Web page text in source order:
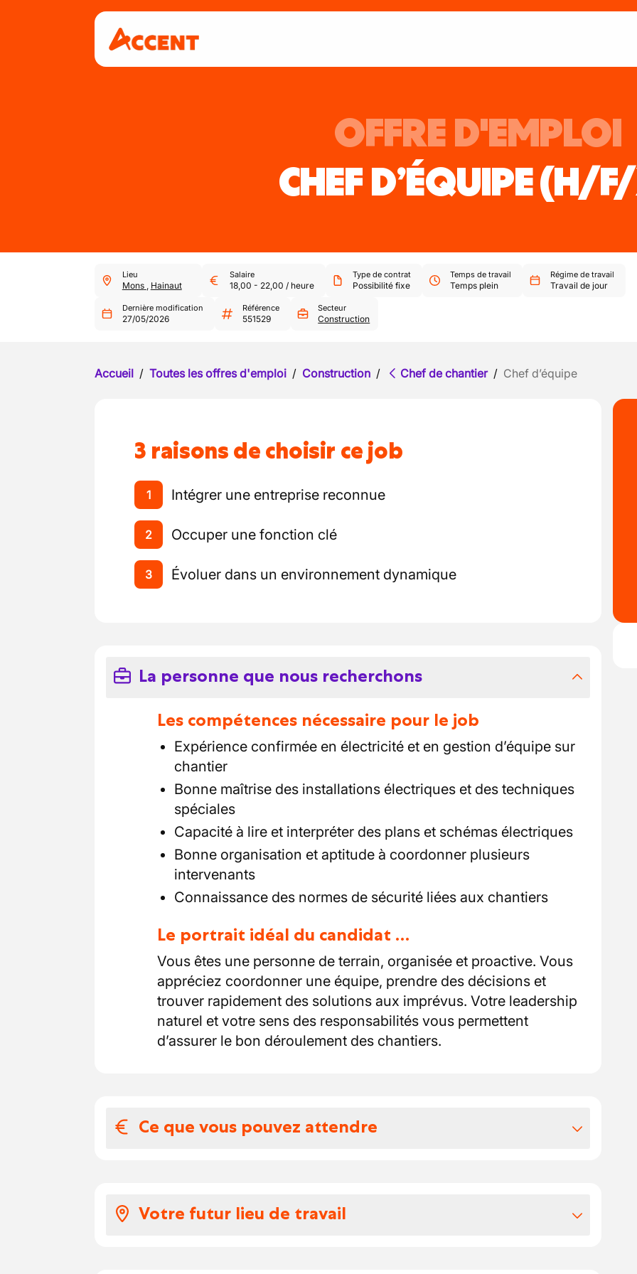
OFFRE D'EMPLOI
CHEF D’ÉQUIPE(H/
Lieu
Mons , Hainaut
Salaire
18,00 - 22,00 / heure
Type de contrat
Possibilité fixe
Temps de travail
Temps plein
Régime de travail
Travail de jour
Dernière modification
27/05/2026
Référence
551529
Secteur
Construction
Accueil / Toutes les offres d'emploi / Construction / Chef de chantier / Chef d’équipe
3 raisons de choisir ce job
1 Intégrer une entreprise reconnue
2 Occuper une fonction clé
3 Évoluer dans un environnement dynamique
La personne que nous recherchons
Les compétences nécessaire pour le job
Expérience confirmée en électricité et en gestion d’équipe sur
chantier
Bonne maîtrise des installations électriques et des techniques
spéciales
Capacité à lire et interpréter des plans et schémas électriques
Bonne organisation et aptitude à coordonner plusieurs
intervenants
Connaissance des normes de sécurité liées aux chantiers
Le portrait idéal du candidat …
Vous êtes une personne de terrain, organisée et proactive. Vous
appréciez coordonner une équipe, prendre des décisions et
trouver rapidement des solutions aux imprévus. Votre leadership
naturel et votre sens des responsabilités vous permettent
d’assurer le bon déroulement des chantiers.
Ce que vous pouvez attendre
Selon votre expérience, votre salaire se situe entre 18 et 22
Votre futur lieu de travail